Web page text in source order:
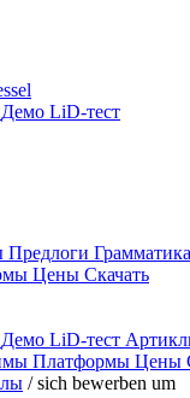
Демо LiD-тест
Предлоги Грамматика
Цены Скачать
Демо LiD-тест
Платформы Цены
/ sich bewerben um